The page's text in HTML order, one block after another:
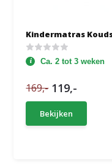
Kindermatras
Ca. 2 tot 3 weken
169,- 119,-
Bekijken